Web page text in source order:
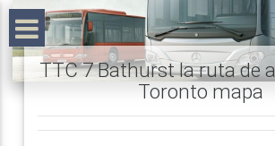
TTC 7 Bathurst la ruta de
Toronto mapa